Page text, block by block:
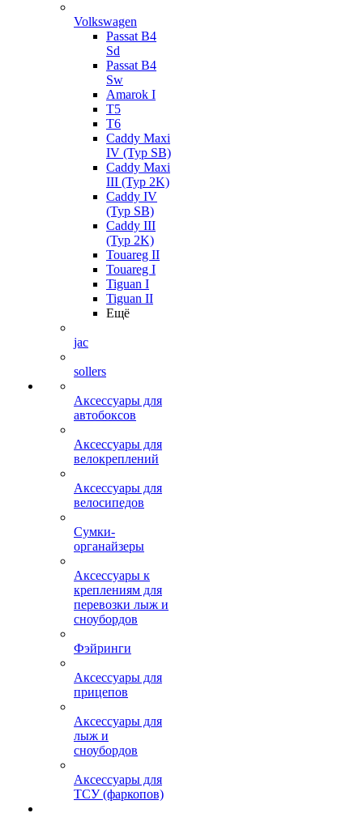
Volkswagen
Passat B4
Sd
Passat B4
Sw
Amarok I
T5
T6
Caddy Maxi
IV (Typ SB)
Caddy Maxi
III (Typ 2K)
Caddy IV
(Typ SB)
Caddy III
(Typ 2K)
Touareg II
Touareg I
Tiguan I
Tiguan II
Ещё
jac
sollers
Аксессуары для
автобоксов
Аксессуары для
велокреплений
Аксессуары для
велосипедов
Сумки-
органайзеры
Аксессуары к
креплениям для
перевозки лыж и
сноубордов
Фэйринги
Аксессуары для
прицепов
Аксессуары для
лыж и
сноубордов
Аксессуары для
ТСУ (фаркопов)